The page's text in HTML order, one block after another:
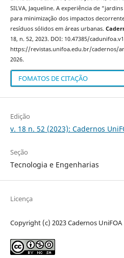
SILVA, Jaqueline. A experiência de
para minimização dos impactos
resíduos sólidos em áreas urbanas.
18, n. 52, 2023. DOI: 10.47385/
https://revistas.unifoa.edu.br/cadernos/
2026.
FOMATOS DE CITAÇÃO
Edição
v. 18 n. 52 (2023): Cadernos
Seção
Tecnologia e Engenharias
Licença
Copyright (c) 2023 Cadernos UniFOA